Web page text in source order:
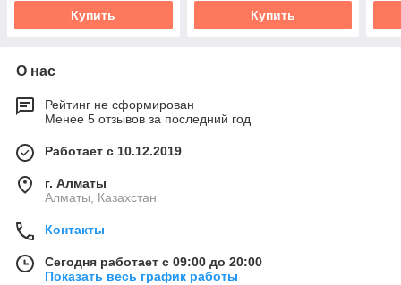
Купить Купить
О нас
Рейтинг не сформирован
Менее 5 отзывов за последний год
Работает с 10.12.2019
г. Алматы
Алматы, Казахстан
Контакты
Сегодня работает с 09:00 до 20:00
Показать весь график работы